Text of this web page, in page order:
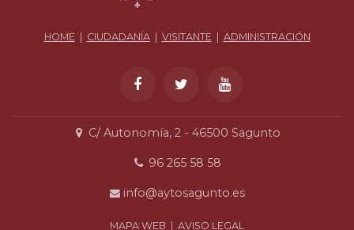
HOME| CIUDADANÍA| VISITANTE| ADMINISTRACIÓN
C/ Autonomía, 2 - 46500 Sagunto
96 265 58 58
info@aytosagunto.es
MAPA WEB AVISO LEGAL